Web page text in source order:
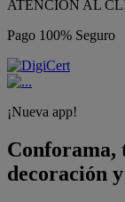
ATENCIÓN AL
Pago 100% Seguro
¡Nueva app!
Conforama,
decoración